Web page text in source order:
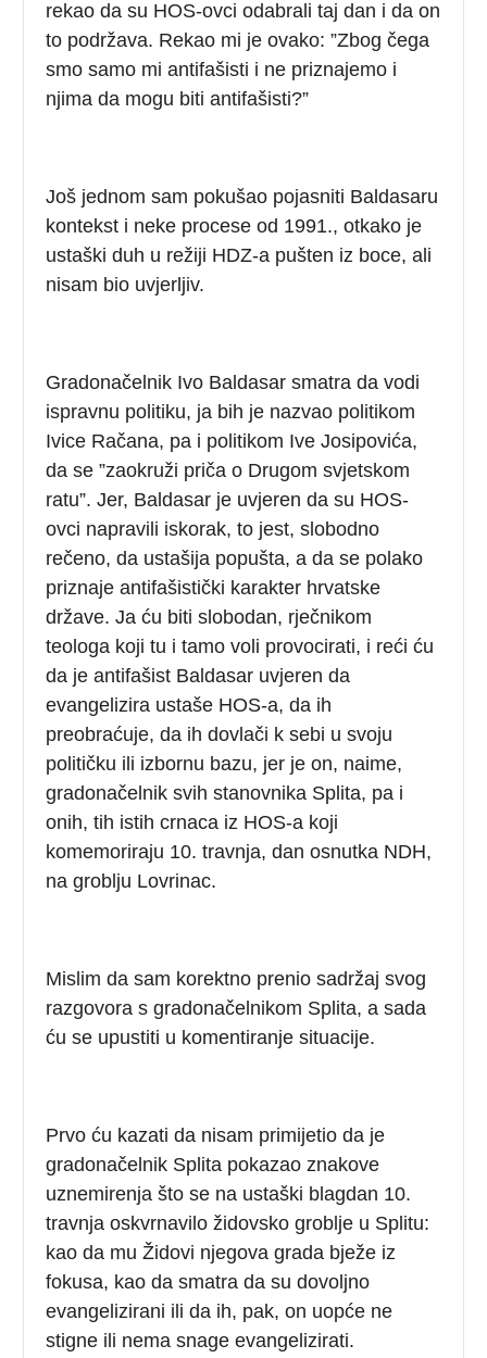
rekao da su HOS-ovci odabrali taj dan i da on
to podržava. Rekao mi je ovako: ”Zbog čega
smo samo mi antifašisti i ne priznajemo i
njima da mogu biti antifašisti?”
Još jednom sam pokušao pojasniti Baldasaru
kontekst i neke procese od 1991., otkako je
ustaški duh u režiji HDZ-a pušten iz boce, ali
nisam bio uvjerljiv.
Gradonačelnik Ivo Baldasar smatra da vodi
ispravnu politiku, ja bih je nazvao politikom
Ivice Račana, pa i politikom Ive Josipovića,
da se ”zaokruži priča o Drugom svjetskom
ratu”. Jer, Baldasar je uvjeren da su HOS-
ovci napravili iskorak, to jest, slobodno
rečeno, da ustašija popušta, a da se polako
priznaje antifašistički karakter hrvatske
države. Ja ću biti slobodan, rječnikom
teologa koji tu i tamo voli provocirati, i reći ću
da je antifašist Baldasar uvjeren da
evangelizira ustaše HOS-a, da ih
preobraćuje, da ih dovlači k sebi u svoju
političku ili izbornu bazu, jer je on, naime,
gradonačelnik svih stanovnika Splita, pa i
onih, tih istih crnaca iz HOS-a koji
komemoriraju 10. travnja, dan osnutka NDH,
na groblju Lovrinac.
Mislim da sam korektno prenio sadržaj svog
razgovora s gradonačelnikom Splita, a sada
ću se upustiti u komentiranje situacije.
Prvo ću kazati da nisam primijetio da je
gradonačelnik Splita pokazao znakove
uznemirenja što se na ustaški blagdan 10.
travnja oskvrnavilo židovsko groblje u Splitu:
kao da mu Židovi njegova grada bježe iz
fokusa, kao da smatra da su dovoljno
evangelizirani ili da ih, pak, on uopće ne
stigne ili nema snage evangelizirati.